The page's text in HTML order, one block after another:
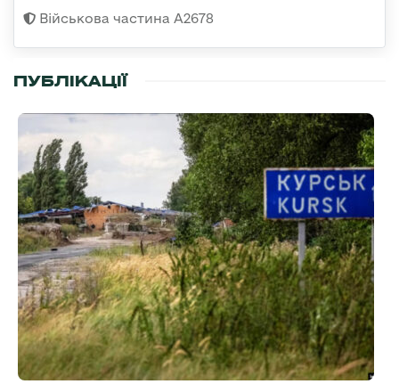
Військова частина А2678
ПУБЛІКАЦІЇ